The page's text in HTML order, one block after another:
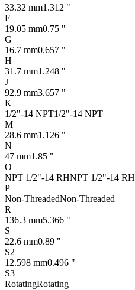
33.32 mm1.312 "
F
19.05 mm0.75 "
G
16.7 mm0.657 "
H
31.7 mm1.248 "
J
92.9 mm3.657 "
K
1/2"-14 NPT1/2"-14 NPT
M
28.6 mm1.126 "
N
47 mm1.85 "
O
NPT 1/2"-14 RHNPT 1/2"-14 RH
P
Non-ThreadedNon-Threaded
R
136.3 mm5.366 "
S
22.6 mm0.89 "
S2
12.598 mm0.496 "
S3
RotatingRotating